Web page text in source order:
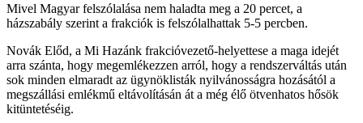
Mivel Magyar felszólalása nem haladta meg a 20 percet, a
házszabály szerint a frakciók is felszólalhattak 5-5 percben.
Novák Előd, a Mi Hazánk frakcióvezető-helyettese a maga idejét
arra szánta, hogy megemlékezzen arról, hogy a rendszerváltás után
sok minden elmaradt az ügynöklisták nyilvánosságra hozásától a
megszállási emlékmű eltávolításán át a még élő ötvenhatos hősök
kitüntetéséig.